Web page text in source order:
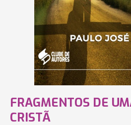
FRAGMENTOS DE
CRISTÃ